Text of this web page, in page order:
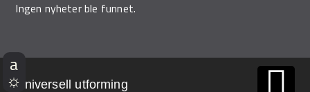
Vi tilbyr
Ingen nyheter ble funnet.
Universell utforming